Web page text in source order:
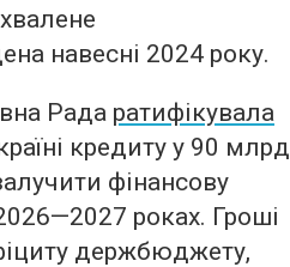
навесні 2024 року.
Рада ратифікувала
кредиту у 90 млрд
фінансову
роках. Гроші
держбюджету,